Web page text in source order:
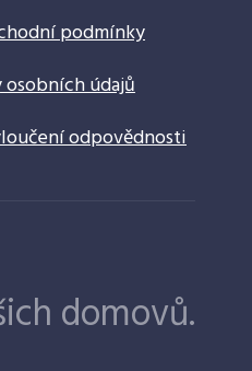
podmínky
osobních údajů
odpovědnosti
domovů.